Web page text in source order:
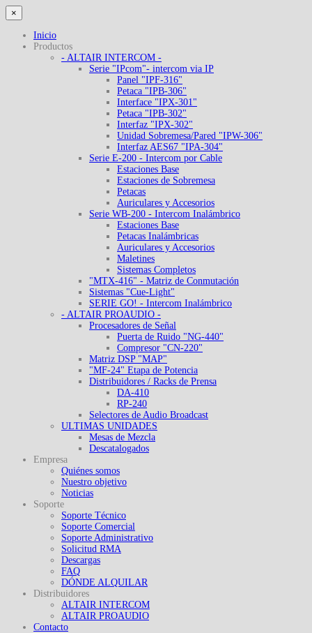
×
Inicio
Productos
- ALTAIR INTERCOM -
Serie "IPcom"- intercom via IP
Panel "IPF-316"
Petaca "IPB-306"
Interface "IPX-301"
Petaca "IPB-302"
Interfaz "IPX-302"
Unidad Sobremesa/Pared "IPW-306"
Interfaz AES67 "IPA-304"
Serie E-200 - Intercom por Cable
Estaciones Base
Estaciones de Sobremesa
Petacas
Auriculares y Accesorios
Serie WB-200 - Intercom Inalámbrico
Estaciones Base
Petacas Inalámbricas
Auriculares y Accesorios
Maletines
Sistemas Completos
"MTX-416" - Matriz de Conmutación
Sistemas "Cue-Light"
SERIE GO! - Intercom Inalámbrico
- ALTAIR PROAUDIO -
Procesadores de Señal
Puerta de Ruido "NG-440"
Compresor "CN-220"
Matriz DSP "MAP"
"MF-24" Etapa de Potencia
Distribuidores / Racks de Prensa
DA-410
RP-240
Selectores de Audio Broadcast
ULTIMAS UNIDADES
Mesas de Mezcla
Descatalogados
Empresa
Quiénes somos
Nuestro objetivo
Noticias
Soporte
Soporte Técnico
Soporte Comercial
Soporte Administrativo
Solicitud RMA
Descargas
FAQ
DÓNDE ALQUILAR
Distribuidores
ALTAIR INTERCOM
ALTAIR PROAUDIO
Contacto